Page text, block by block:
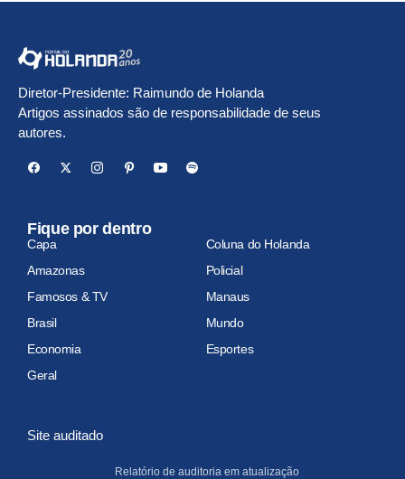
Diretor-Presidente: Raimundo de Holanda
Artigos assinados são de responsabilidade de seus
autores.
Fique por dentro
Capa
Coluna do Holanda
Amazonas
Policial
Famosos & TV
Manaus
Brasil
Mundo
Economia
Esportes
Geral
Site auditado
Relatório de auditoria em atualização